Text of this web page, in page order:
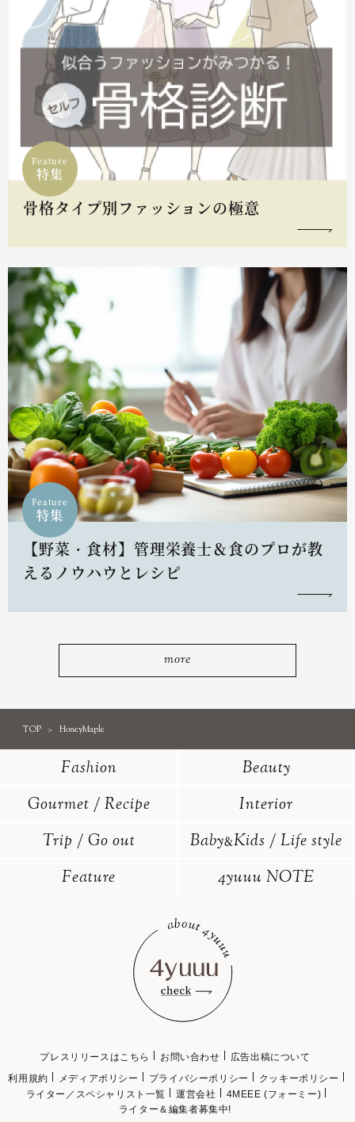
Feature
特集
骨格タイプ別ファッションの極意
Feature
特集
【野菜・食材】管理栄養士＆食のプロが教
えるノウハウとレシピ
more
TOP HoneyMaple
Fashion
Beauty
Gourmet / Recipe
Interior
Trip / Go out
Baby&Kids / Life style
Feature
4yuuu NOTE
プレスリリースはこちら お問い合わせ
広告出稿について
利用規約
メディアポリシー プライバシーポリシー
クッキーポリシー
ライター／スペシャリスト一覧
運営会社
4MEEE (フォーミー)
ライター＆編集者募集中!